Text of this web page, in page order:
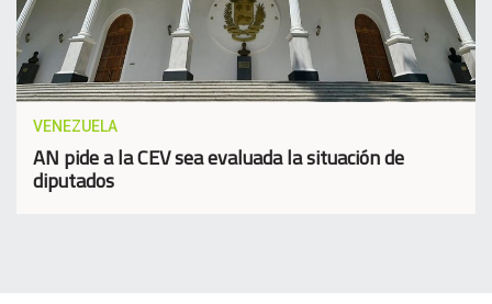
VENEZUELA
AN pide a la CEV sea evaluada la situación de
diputados